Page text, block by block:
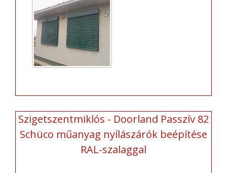
Szigetszentmiklós - Doorland Passzív 82
Schüco műanyag nyílászárók beépítése
RAL-szalaggal